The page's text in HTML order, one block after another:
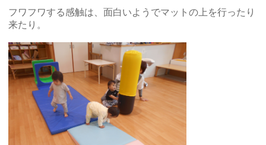
フワフワする感触は、面白いようでマットの上を行ったり
来たり。